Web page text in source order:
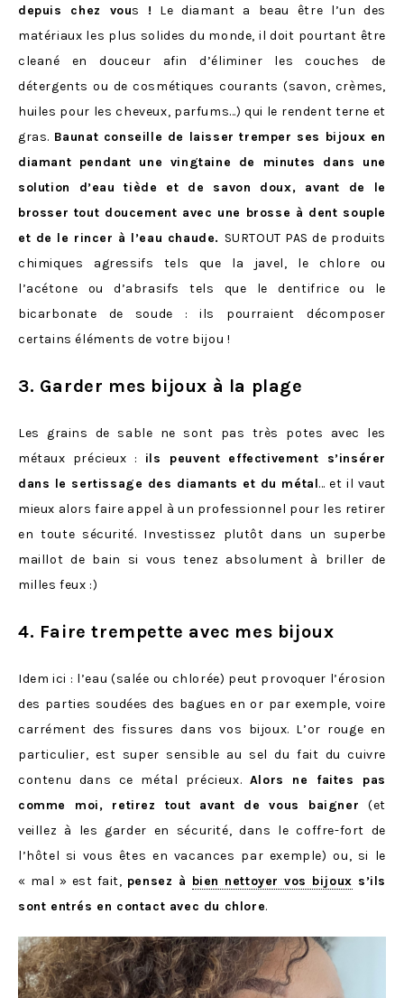
depuis chez vous ! Le diamant a beau être l’un des
matériaux les plus solides du monde, il doit pourtant être
cleané en douceur afin d’éliminer les couches de
détergents ou de cosmétiques courants (savon, crèmes,
huiles pour les cheveux, parfums…) qui le rendent terne et
gras. Baunat conseille de laisser tremper ses bijoux en
diamant pendant une vingtaine de minutes dans une
solution d’eau tiède et de savon doux, avant de le
brosser tout doucement avec une brosse à dent souple
et de le rincer à l’eau chaude. SURTOUT PAS de produits
chimiques agressifs tels que la javel, le chlore ou
l’acétone ou d’abrasifs tels que le dentifrice ou le
bicarbonate de soude : ils pourraient décomposer
certains éléments de votre bijou !
3. Garder mes bijoux à la plage
Les grains de sable ne sont pas très potes avec les
métaux précieux : ils peuvent effectivement s’insérer
dans le sertissage des diamants et du métal… et il vaut
mieux alors faire appel à un professionnel pour les retirer
en toute sécurité. Investissez plutôt dans un superbe
maillot de bain si vous tenez absolument à briller de
milles feux :)
4. Faire trempette avec mes bijoux
Idem ici : l’eau (salée ou chlorée) peut provoquer l’érosion
des parties soudées des bagues en or par exemple, voire
carrément des fissures dans vos bijoux. L’or rouge en
particulier, est super sensible au sel du fait du cuivre
contenu dans ce métal précieux. Alors ne faites pas
comme moi, retirez tout avant de vous baigner(et
veillez à les garder en sécurité, dans le coffre-fort de
l’hôtel si vous êtes en vacances par exemple) ou, si le
« mal » est fait, pensez à bien nettoyer vos bijoux s’ils
sont entrés en contact avec du chlore.